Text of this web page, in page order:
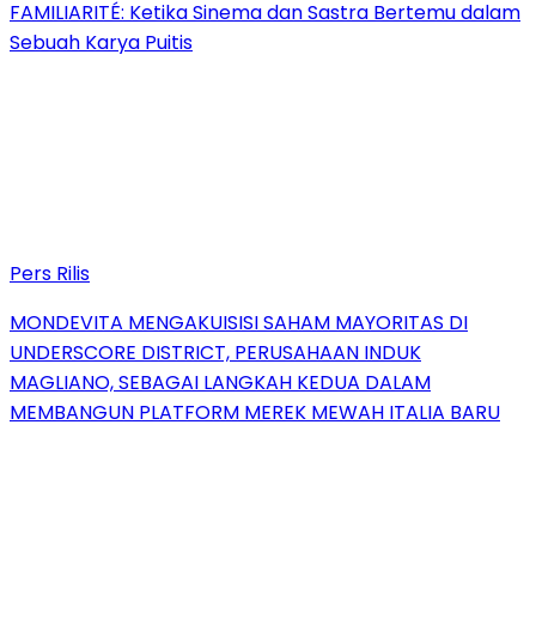
FAMILIARITÉ: Ketika Sinema dan Sastra Bertemu dalam
Sebuah Karya Puitis
Pers Rilis
MONDEVITA MENGAKUISISI SAHAM MAYORITAS DI
UNDERSCORE DISTRICT, PERUSAHAAN INDUK
MAGLIANO, SEBAGAI LANGKAH KEDUA DALAM
MEMBANGUN PLATFORM MEREK MEWAH ITALIA BARU